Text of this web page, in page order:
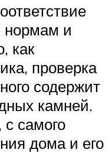
нормам и
как
проверка
содержит
камней.
самого
дома и его